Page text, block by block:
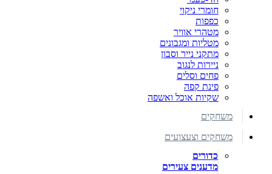
חומרי ניקוי
כפפות
מטהרי אוויר
מטליות ומגבונים
מתקני נייר וסבון
ניירות לנגוב
פחים וסלים
פינת קפה
שקיות אוכל ואשפה
משחקים
משחקים וצעצועים
כדורים
מדענים צעירים